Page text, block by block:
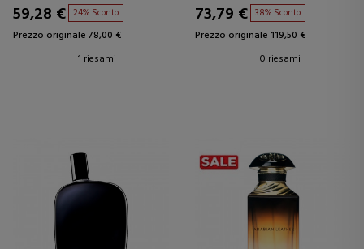
59,28 € 24% Sconto
Prezzo originale 78,00 €
1 riesami
73,79 € 38% Sconto
Prezzo originale 119,50 €
0 riesami